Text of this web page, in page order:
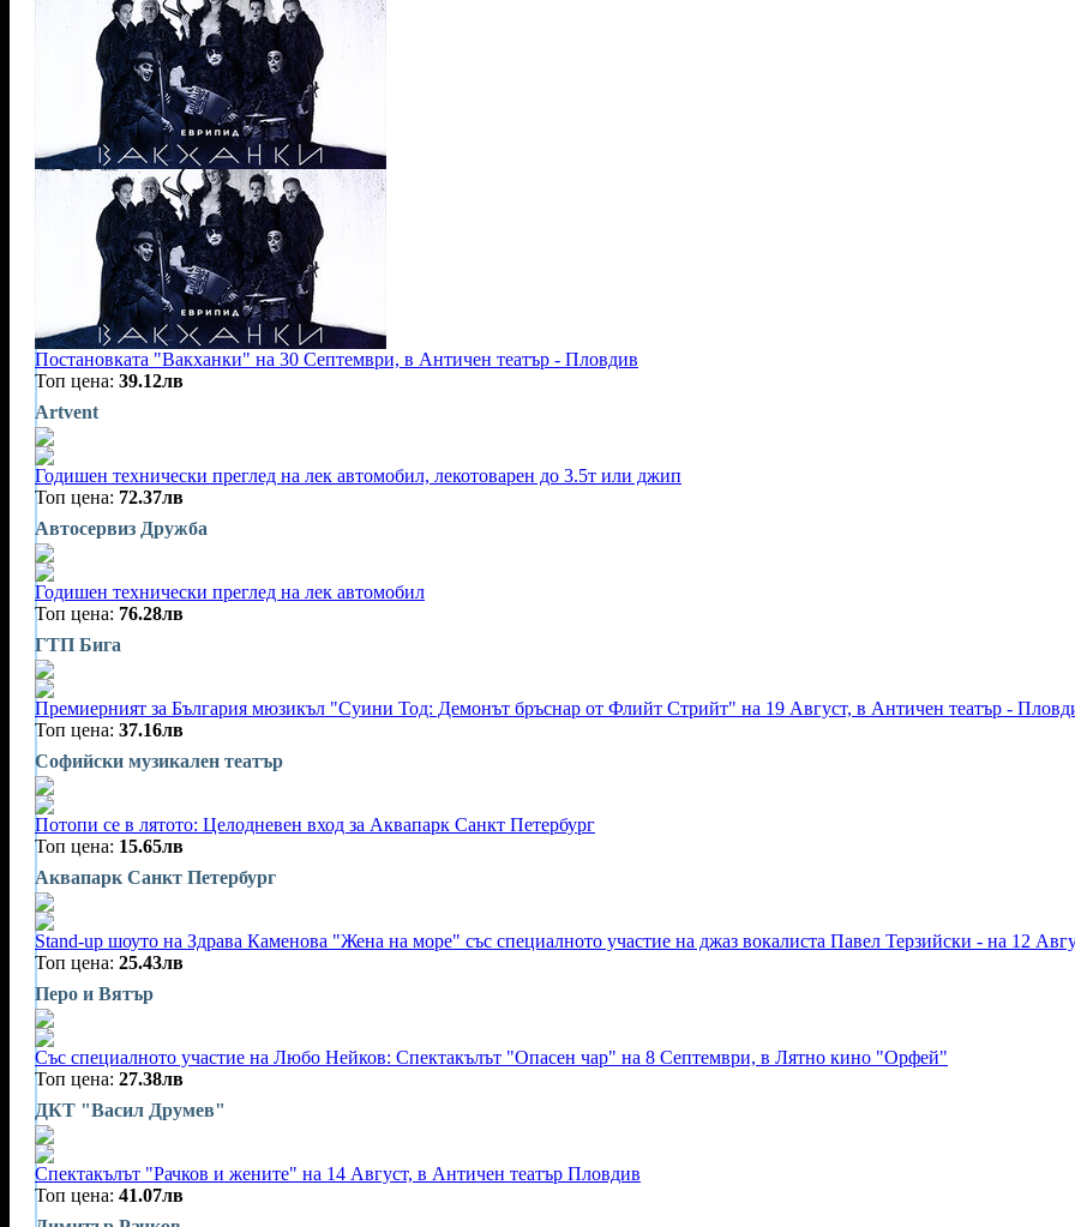
Постановката "Вакханки" на 30 Септември, в Античен театър - Пловдив
Топ цена: 39.12лв
Artvent
Годишен технически преглед на лек автомобил, лекотоварен до 3.5т или джип
Топ цена: 72.37лв
Автосервиз Дружба
Годишен технически преглед на лек автомобил
Топ цена: 76.28лв
ГТП Бига
Премиерният за България мюзикъл "Суини Тод: Демонът бръснар от Флийт Стрийт" на 19 Август, в Античен театър -
Топ цена: 37.16лв
Софийски музикален театър
Потопи се в лятото: Целодневен вход за Аквапарк Санкт Петербург
Топ цена: 15.65лв
Аквапарк Санкт Петербург
Stand-up шоуто на Здрава Каменова "Жена на море" със специалното участие на джаз вокалиста Павел Терзийски - на 12
Топ цена: 25.43лв
Перо и Вятър
Със специалното участие на Любо Нейков: Спектакълът "Опасен чар" на 8 Септември, в Лятно кино "Орфей"
Топ цена: 27.38лв
ДКТ "Васил Друмев"
Спектакълът "Рачков и жените" на 14 Август, в Античен театър Пловдив
Топ цена: 41.07лв